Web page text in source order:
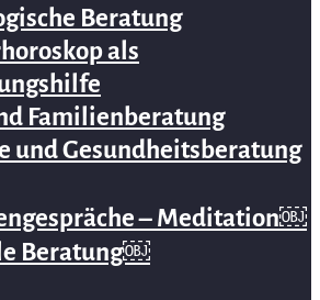
Beratung
als
Familienberatung
und Gesundheitsberatung
– Meditation￼
Beratung￼